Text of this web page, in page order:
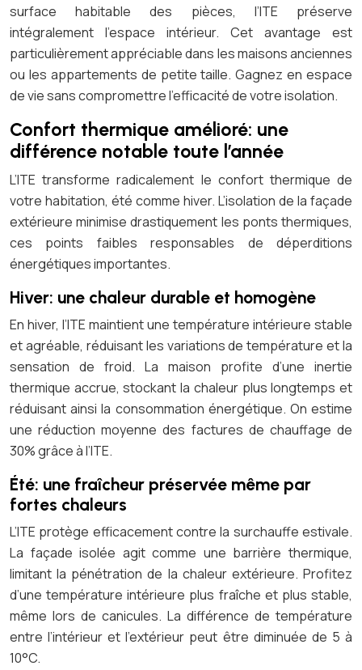
surface habitable des pièces, l’ITE préserve
intégralement l’espace intérieur. Cet avantage est
particulièrement appréciable dans les maisons anciennes
ou les appartements de petite taille. Gagnez en espace
de vie sans compromettre l’efficacité de votre isolation.
Confort thermique amélioré: une
différence notable toute l’année
L’ITE transforme radicalement le confort thermique de
votre habitation, été comme hiver. L’isolation de la façade
extérieure minimise drastiquement les ponts thermiques,
ces points faibles responsables de déperditions
énergétiques importantes.
Hiver: une chaleur durable et homogène
En hiver, l’ITE maintient une température intérieure stable
et agréable, réduisant les variations de température et la
sensation de froid. La maison profite d’une inertie
thermique accrue, stockant la chaleur plus longtemps et
réduisant ainsi la consommation énergétique. On estime
une réduction moyenne des factures de chauffage de
30% grâce à l’ITE.
Été: une fraîcheur préservée même par
fortes chaleurs
L’ITE protège efficacement contre la surchauffe estivale.
La façade isolée agit comme une barrière thermique,
limitant la pénétration de la chaleur extérieure. Profitez
d’une température intérieure plus fraîche et plus stable,
même lors de canicules. La différence de température
entre l’intérieur et l’extérieur peut être diminuée de 5 à
10°C.